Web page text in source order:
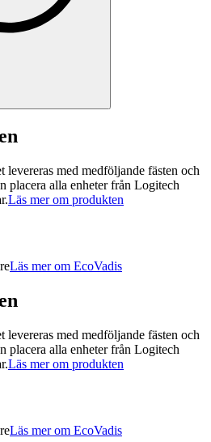
med medföljande fästen och
placera alla enheter från Logitech
Läs mer om produkten
Läs mer om EcoVadis
med medföljande fästen och
placera alla enheter från Logitech
Läs mer om produkten
Läs mer om EcoVadis